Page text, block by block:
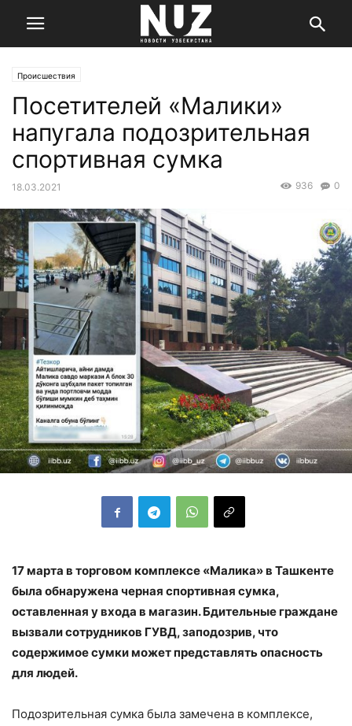
Происшествия
Посетителей «Малики»
напугала подозрительная
спортивная сумка
18.03.2021 0
936
17 марта в торговом комплексе «Малика» в Ташкенте
была обнаружена черная спортивная сумка,
оставленная у входа в магазин. Бдительные граждане
вызвали сотрудников ГУВД, заподозрив, что
содержимое сумки может представлять опасность
для людей.
Подозрительная сумка была замечена в комплексе,